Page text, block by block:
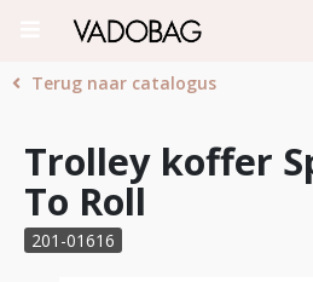
Terug naar catalogus
Trolley koffer
To Roll
201-01616